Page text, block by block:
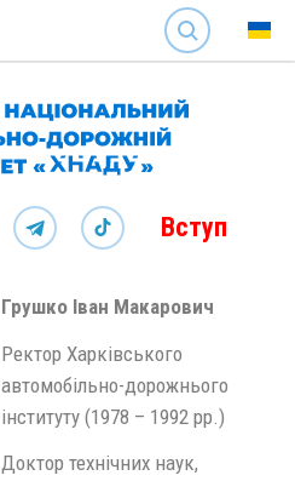
SEARCH
Вступ
Грушко Іван Макарович
Ректор Харківського
автомобільно-дорожнього
інституту (1978 – 1992 рр.)
Доктор технічних наук,